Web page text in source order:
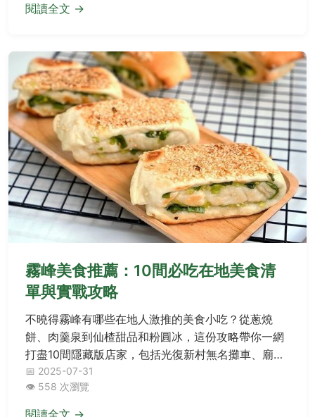
閱讀全文 →
霧峰美食推薦：10間必吃在地美食清
單與實戰攻略
不曉得霧峰有哪些在地人激推的美食小吃？從蔥燒
餅、肉羹泉到仙楂甜品和粉圓冰，這份攻略帶你一網
打盡10間隱藏版店家，包括光復新村無名攤車、廟口
肉圓仔湯等必訪名單，搭配實戰秘訣和真心話，輕鬆
規劃你的美食之旅不留遺憾！
📅 2025-07-31
👁️ 558 次瀏覽